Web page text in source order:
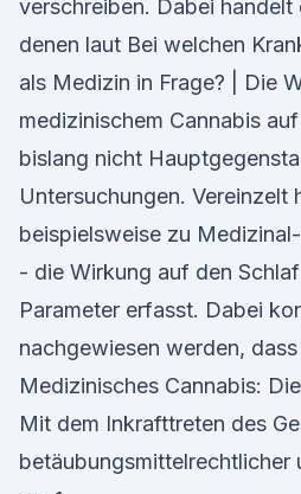
verschreiben. Dabei handelt
denen laut Bei welchen
als Medizin in Frage? | Die
medizinischem Cannabis
bislang nicht
Untersuchungen. Vereinzelt
beispielsweise zu
- die Wirkung auf den
Parameter erfasst. Dabei
nachgewiesen werden,
Medizinisches Cannabis:
Mit dem Inkrafttreten des
betäubungsmittelrechtlicher